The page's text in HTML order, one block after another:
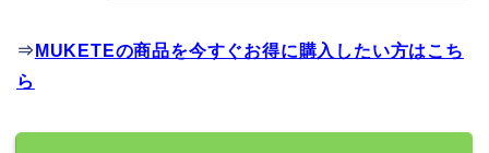
⇒ MUKETEの商品を今すぐお得に購入したい方はこち
ら